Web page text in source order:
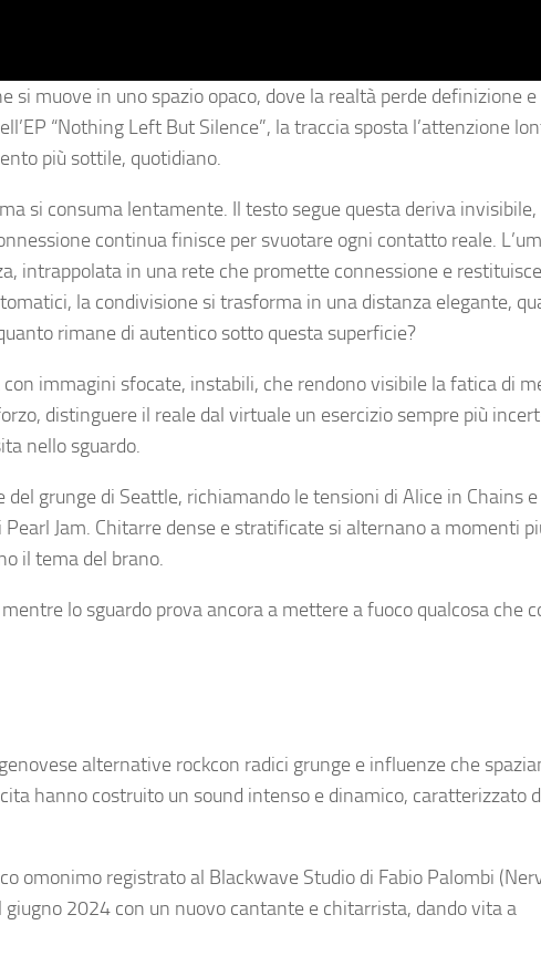
si muove in uno spazio opaco, dove la realtà perde definizione
“Nothing Left But Silence”, la traccia sposta l’attenzione
più sottile, quotidiano.
si consuma lentamente. Il testo segue questa deriva
continua finisce per svuotare ogni contatto reale.
intrappolata in una rete che promette connessione e restituisce
la condivisione si trasforma in una distanza elegante,
rimane di autentico sotto questa superficie?
immagini sfocate, instabili, che rendono visibile la fatica di
distinguere il reale dal virtuale un esercizio sempre più
nello sguardo.
grunge di Seattle, richiamando le tensioni di Alice in Chains
Jam. Chitarre dense e stratificate si alternano a momenti
il tema del brano.
lo sguardo prova ancora a mettere a fuoco qualcosa che
alternative rockcon radici grunge e influenze che
hanno costruito un sound intenso e dinamico, caratterizzato
omonimo registrato al Blackwave Studio di Fabio Palombi
2024 con un nuovo cantante e chitarrista, dando vita a